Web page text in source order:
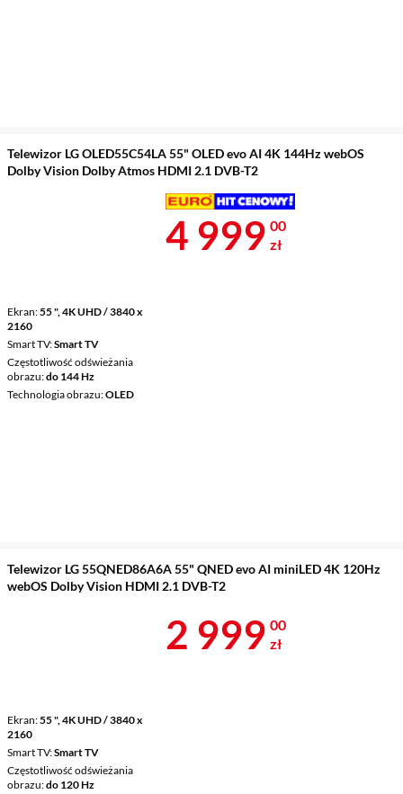
Telewizor LG OLED55C54LA 55" OLED evo AI 4K 144Hz webOS
Dolby Vision Dolby Atmos HDMI 2.1 DVB-T2
Ekran 55 ", 4K UHD / 3840 x
2160
Smart TV Smart TV
Częstotliwość odświeżania
obrazu do 144 Hz
Technologia obrazu OLED
Cena 4 999 zł
4 999 00
zł
Telewizor LG 55QNED86A6A 55" QNED evo AI miniLED 4K 120Hz
webOS Dolby Vision HDMI 2.1 DVB-T2
Ekran 55 ", 4K UHD / 3840 x
2160
Smart TV Smart TV
Częstotliwość odświeżania
obrazu do 120 Hz
Cena 2 999 zł
2 999 00
zł